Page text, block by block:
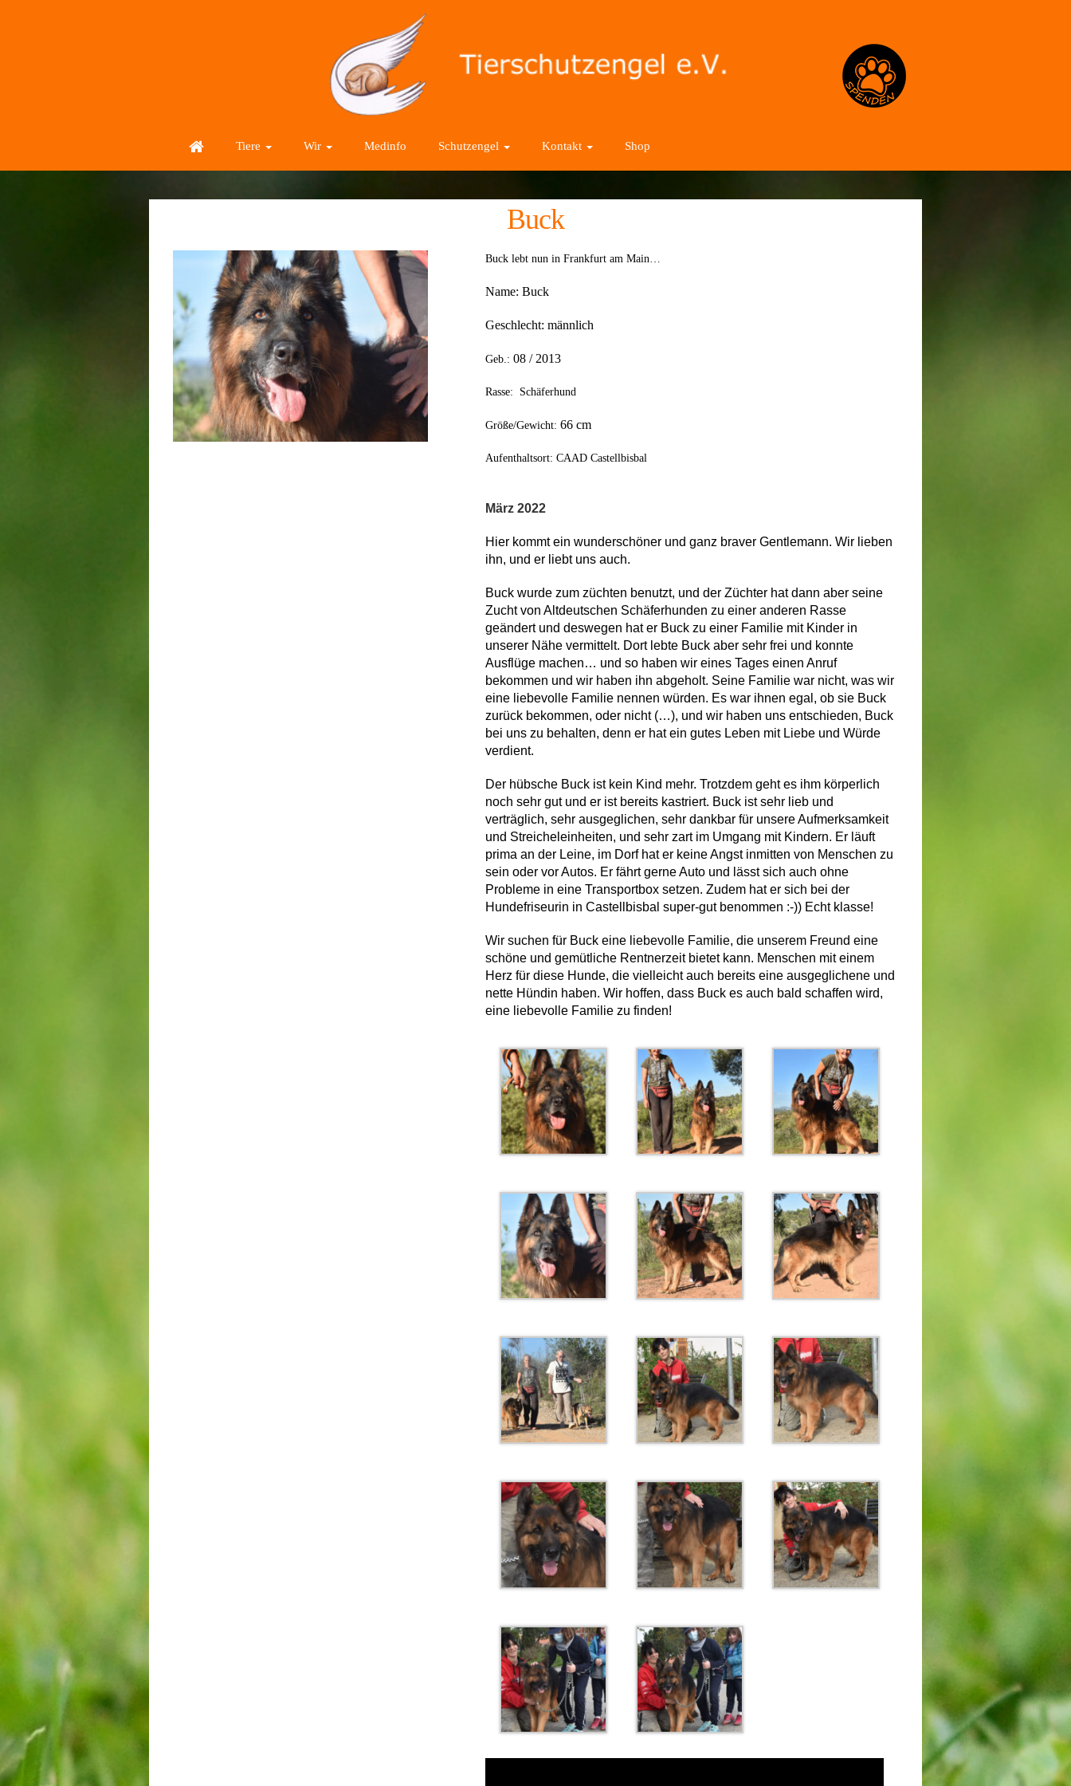
Tiere Wir Medinfo Schutzengel Kontakt Shop
Buck
Buck lebt nun in Frankfurt am Main…
Name: Buck
Geschlecht: männlich
Geb.: 08/ 2013
Rasse: Schäferhund
Größe/Gewicht: 66cm
Aufenthaltsort: CAAD Castellbisbal
März 2022
Hier kommt ein wunderschöner und ganz braver Gentlemann. Wir lieben
ihn, und er liebt uns auch.
Buck wurde zum züchten benutzt, und der Züchter hat dann aber seine
Zucht von Altdeutschen Schäferhunden zu einer anderen Rasse
geändert und deswegen hat er Buck zu einer Familie mit Kinder in
unserer Nähe vermittelt. Dort lebte Buck aber sehr frei und konnte
Ausflüge machen… und so haben wir eines Tages einen Anruf
bekommen und wir haben ihn abgeholt. Seine Familie war nicht, was wir
eine liebevolle Familie nennen würden. Es war ihnen egal, ob sie Buck
zurück bekommen, oder nicht (…), und wir haben uns entschieden, Buck
bei uns zu behalten, denn er hat ein gutes Leben mit Liebe und Würde
verdient.
Der hübsche Buck ist kein Kind mehr. Trotzdem geht es ihm körperlich
noch sehr gut und er ist bereits kastriert. Buck ist sehr lieb und
verträglich, sehr ausgeglichen, sehr dankbar für unsere Aufmerksamkeit
und Streicheleinheiten, und sehr zart im Umgang mit Kindern. Er läuft
prima an der Leine, im Dorf hat er keine Angst inmitten von Menschen zu
sein oder vor Autos. Er fährt gerne Auto und lässt sich auch ohne
Probleme in eine Transportbox setzen. Zudem hat er sich bei der
Hundefriseurin in Castellbisbal super-gut benommen :-)) Echt klasse!
Wir suchen für Buck eine liebevolle Familie, die unserem Freund eine
schöne und gemütliche Rentnerzeit bietet kann. Menschen mit einem
Herz für diese Hunde, die vielleicht auch bereits eine ausgeglichene und
nette Hündin haben. Wir hoffen, dass Buck es auch bald schaffen wird,
eine liebevolle Familie zu finden!